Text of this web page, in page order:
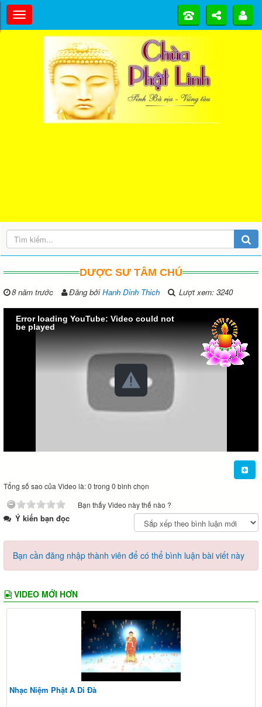
DƯỢC SƯ TÂM CHÚ
8 năm trước Đăng bởiHanh Dinh Thich Lượt xem: 3240
Error loading YouTube: Video could not
be played
Tổng số sao của Video là: 0 trong 0 bình chọn
Bạn thấy Video này thế nào ?
Ý kiến bạn đọc
Bạn cần đăng nhập thành viên để có thể bình luận bài viết này
VIDEO MỚI HƠN
Nhạc Niệm Phật A Di Đà